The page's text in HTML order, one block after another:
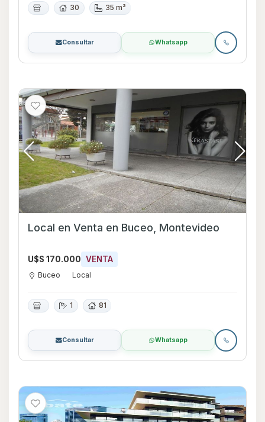
30 35 m²
Consultar Whatsapp
Local en Venta en Buceo, Montevideo
U$S 170.000 VENTA
Buceo Local
1 81
Consultar Whatsapp